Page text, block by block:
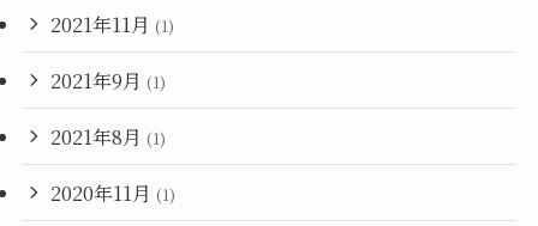
2021年11月 (1)
2021年9月 (1)
2021年8月 (1)
2020年11月 (1)